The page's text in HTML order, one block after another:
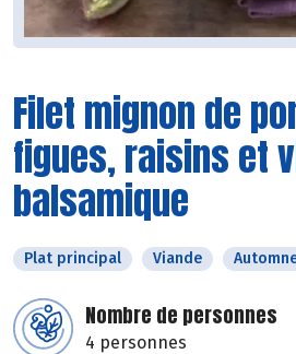
Filet mignon de
figues, raisins et
balsamique
Plat principal Viande
Nombre de personnes
4 personnes